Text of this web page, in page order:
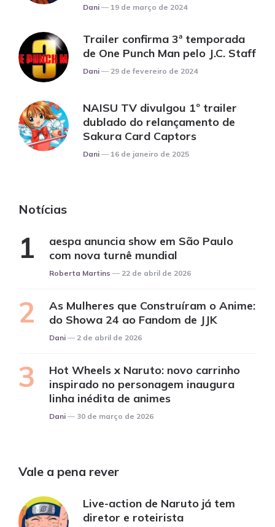
Posted
Dani 19 de março de 2024
Trailer confirma 3ª temporada
de One Punch Man pelo J.C. Staff
Posted
Dani 29 de fevereiro de 2024
NAISU TV divulgou 1º trailer
dublado do relançamento de
Sakura Card Captors
Posted
Dani 16 de janeiro de 2025
Notícias
aespa anuncia show em São Paulo
com nova turnê mundial
Posted
Roberta Martins 22 de abril de 2026
As Mulheres que Construíram o Anime:
do Showa 24 ao Fandom de JJK
Posted
Dani 2 de abril de 2026
Hot Wheels x Naruto: novo carrinho
inspirado no personagem inaugura
linha inédita de animes
Posted
Dani 30 de março de 2026
Vale a pena rever
Live-action de Naruto já tem
diretor e roteirista